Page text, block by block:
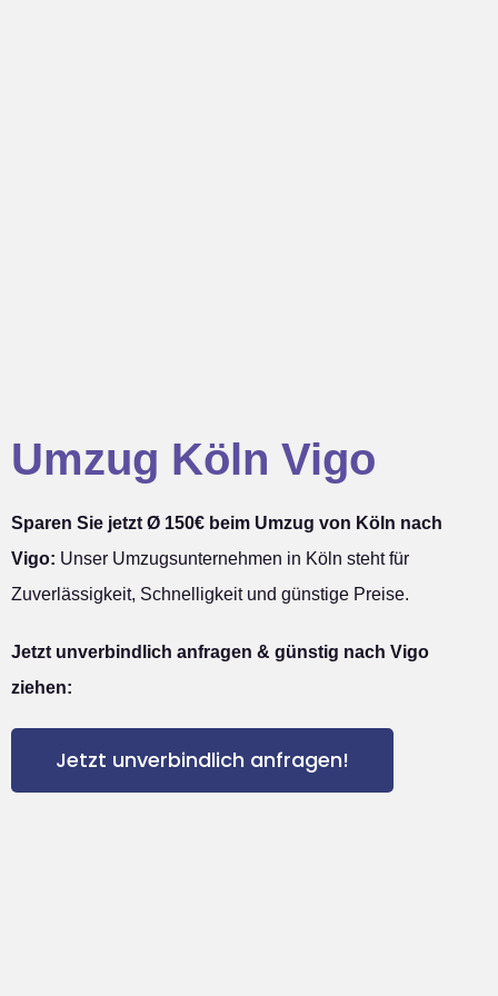
Umzug Köln Vigo
Sparen Sie jetzt Ø 150€ beim Umzug von Köln nach
Vigo: Unser Umzugsunternehmen in Köln steht für
Zuverlässigkeit, Schnelligkeit und günstige Preise.
Jetzt unverbindlich anfragen & günstig nach Vigo
ziehen:
Jetzt unverbindlich anfragen!